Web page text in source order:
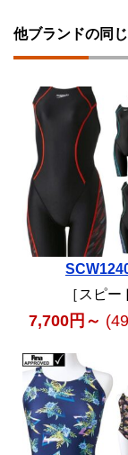
他ブランドの同
［スピー
7,700円～